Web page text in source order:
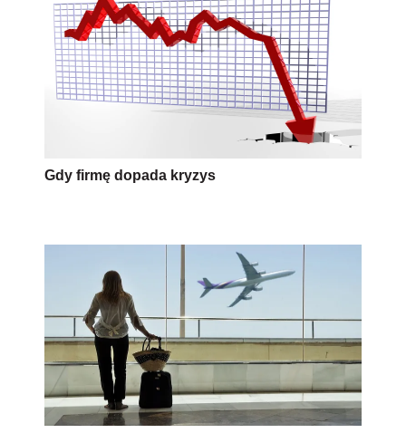
Gdy firmę dopada kryzys